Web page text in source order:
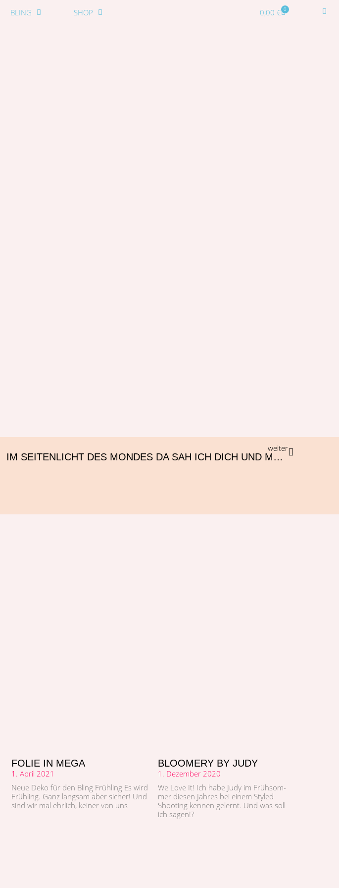
BLING SHOP 0,00€ 0
weiter
IM SEITENLICHT DES MONDES DA SAH ICH DICH UND MEIN HERZ STAND BLING
FOLIE IN MEGA
1. April 2021
Neue Deko für den Bling Früh­ling Es wird
Früh­ling. Ganz langsam aber sich­er! Und
sind wir mal ehrlich, kein­er von uns
BLOOMERY BY JUDY
1. Dezember 2020
We Love It! Ich habe Judy im Früh­som­
mer diesen Jahres bei einem Styled
Shoot­ing ken­nen gel­ernt. Und was soll
ich sagen!?